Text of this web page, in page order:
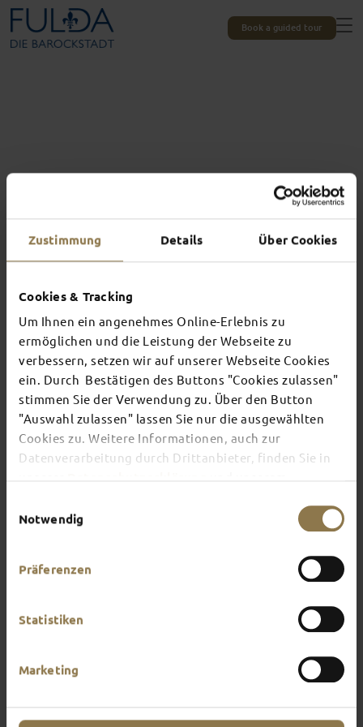
Zustimmung Details Über Cookies
Cookies & Tracking
Um Ihnen ein angenehmes Online-Erlebnis zu
ermöglichen und die Leistung der Webseite zu
verbessern, setzen wir auf unserer Webseite Cookies
ein. Durch Bestätigen des Buttons "Cookies zulassen"
stimmen Sie der Verwendung zu. Über den Button
"Auswahl zulassen" lassen Sie nur die ausgewählten
Cookies zu. Weitere Informationen, auch zur
Datenverarbeitung durch Drittanbieter, finden Sie in
Notwendig
Präferenzen
Statistiken
Marketing
Book a guided tour
Experiences unique to Fulda
TOP EVENTS
There's always something going on in Fulda:
whether it's a concert, a musical, a fun-filled
guided tour or a theatre performance – this is the
place to discover the current events and